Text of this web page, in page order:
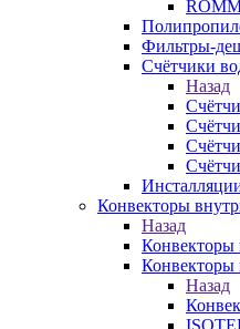
Фильтры-
Счётчики
Назад
Конвекторы
Назад
Конвекторы
Конвекторы
Назад